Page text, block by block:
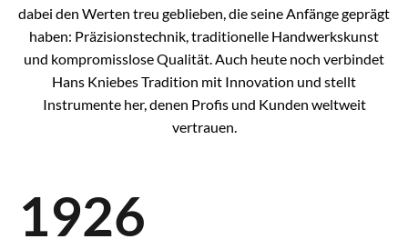
dabei den Werten treu geblieben, die seine Anfänge geprägt
haben: Präzisionstechnik, traditionelle Handwerkskunst
und kompromisslose Qualität. Auch heute noch verbindet
Hans Kniebes Tradition mit Innovation und stellt
Instrumente her, denen Profis und Kunden weltweit
vertrauen.
1926